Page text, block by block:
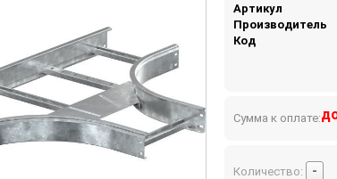
Артикул
Производитель
Код
Сумма к оплате:
Количество: -